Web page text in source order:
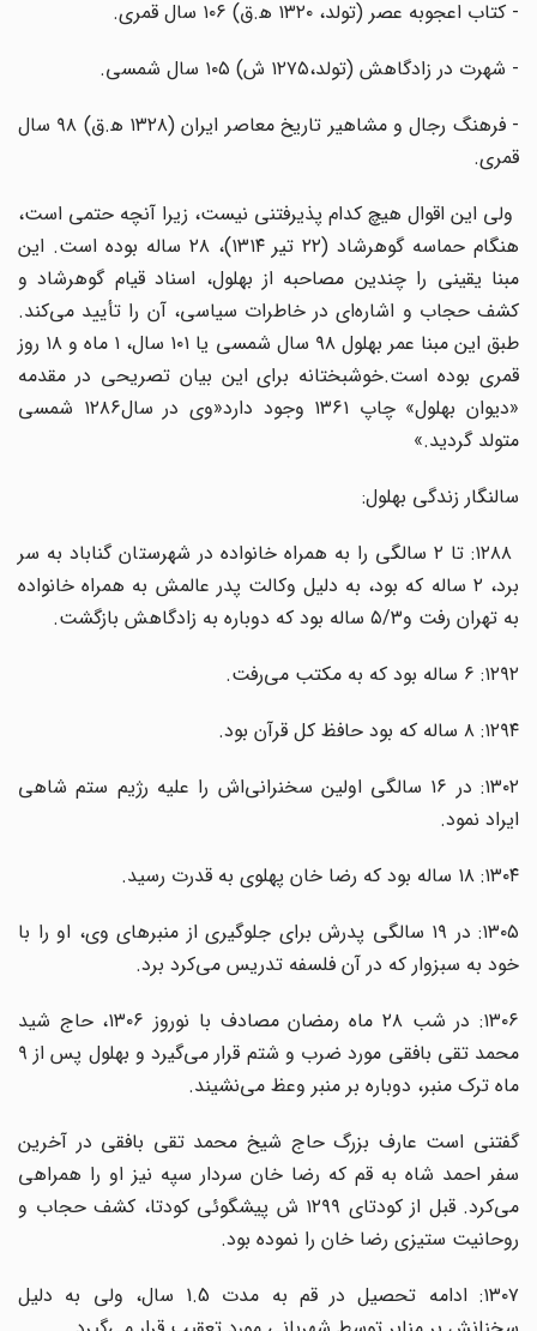
- کتاب اعجوبه عصر (تولد، ۱۳۲۰ ه‍.ق) ۱۰۶ سال قمری.
- شهرت در زادگاهش (تولد،‌۱۲۷۵ ش) ۱۰۵ سال شمسی.
- فرهنگ رجال و مشاهیر تاریخ معاصر ایران (۱۳۲۸ ه‍.ق) ۹۸ سال
قمری.
ولی این اقوال هیچ کدام پذیرفتنی نیست، زیرا آنچه حتمی است،
هنگام حماسه گوهرشاد (۲۲ تیر ۱۳۱۴)، ۲۸ ساله بوده است. این
مبنا یقینی را چندین مصاحبه از بهلول، اسناد قیام گوهرشاد و
کشف حجاب و اشاره‌ای در خاطرات سیاسی، آن را تأیید می‌کند.
طبق این مبنا عمر بهلول ۹۸ سال شمسی یا ۱۰۱ سال، ۱ ماه و ۱۸ روز
قمری بوده است.خوشبختانه برای این بیان تصریحی در مقدمه
«دیوان بهلول» چاپ ۱۳۶۱ وجود دارد«وی در سال۱۲۸۶ شمسی
متولد گردید.»
سالنگار زندگی بهلول:
۱۲۸۸: تا ۲ سالگی را به همراه خانواده در شهرستان گناباد به سر
برد، ۲ ساله که بود، به دلیل وکالت پدر عالمش به همراه خانواده
به تهران رفت و۵/۳ ساله بود که دوباره به زادگاهش بازگشت.
۱۲۹۲: ۶ ساله بود که به مکتب می‌رفت.
۱۲۹۴: ۸ ساله که بود حافظ کل قرآن بود.
۱۳۰۲: در ۱۶ سالگی اولین سخنرانی‌اش را علیه رژیم ستم شاهی
ایراد نمود.
۱۳۰۴: ۱۸ ساله بود که رضا خان پهلوی به قدرت رسید.
۱۳۰۵: در ۱۹ سالگی پدرش برای جلوگیری از منبرهای وی، او را با
خود به سبزوار که در آن فلسفه تدریس می‌کرد برد.
۱۳۰۶: در شب ۲۸ ماه رمضان مصادف با نوروز ۱۳۰۶، حاج شید
محمد تقی بافقی مورد ضرب و شتم قرار می‌گیرد و بهلول پس از ۹
ماه ترک منبر، دوباره بر منبر وعظ می‌نشیند.
گفتنی است عارف بزرگ حاج شیخ محمد تقی بافقی در آخرین
سفر احمد شاه به قم که رضا خان سردار سپه نیز او را همراهی
می‌کرد. قبل از کودتای ۱۲۹۹ ش پیشگوئی کودتا، کشف حجاب و
روحانیت ستیزی رضا خان را نموده بود.
۱۳۰۷: ادامه تحصیل در قم به مدت 1.5 سال، ولی به دلیل